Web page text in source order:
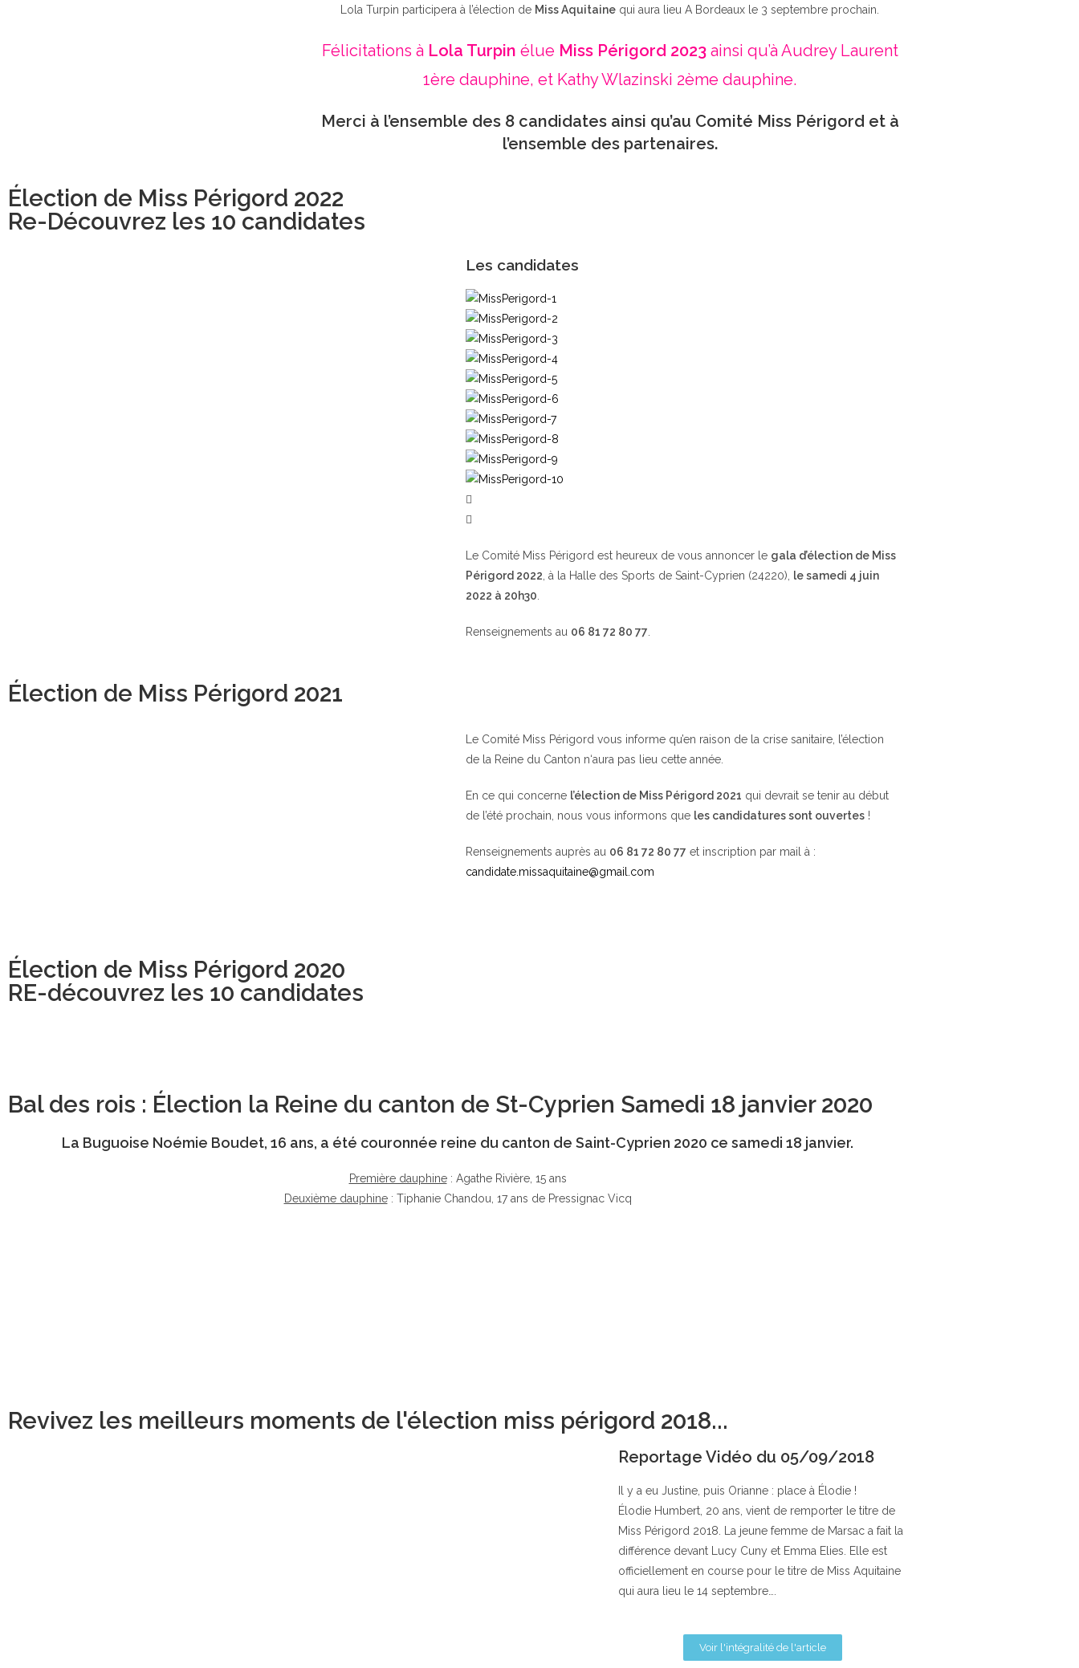
Lola Turpin participera à l’élection de Miss Aquitaine qui aura lieu A Bordeaux le 3 septembre prochain.
Félicitations à Lola Turpin élue Miss Périgord 2023ainsi qu’à Audrey Laurent
1ère dauphine, et Kathy Wlazinski 2ème dauphine.
Merci à l’ensemble des 8 candidates ainsi qu’au Comité Miss Périgord et à
l’ensemble des partenaires.
Élection de Miss Périgord 2022
Re-Découvrez les 10 candidates
Les candidates
Le Comité Miss Périgord est heureux de vous annoncer le gala d’élection de Miss
Périgord 2022 , à la Halle des Sports de Saint-Cyprien (24220),
le samedi 4 juin
2022 à 20h30
Renseignements au 06 81 72 80 77
Élection de Miss Périgord 2021
Le Comité Miss Périgord vous informe qu’en raison de la crise sanitaire, l’élection
de la Reine du Canton n‘aura pas lieu cette année.
En ce qui concerne l’élection de Miss Périgord 2021 qui devrait se tenir au début
de l’été prochain, nous vous informons que les candidatures sont ouvertes !
Renseignements auprès au 06 81 72 80 77 et inscription par mail à :
candidate.missaquitaine@gmail.com
Élection de Miss Périgord 2020
RE-découvrez les 10 candidates
Bal des rois : Élection la Reine du canton de St-Cyprien Samedi 18 janvier 2020
La Buguoise Noémie Boudet, 16 ans, a été couronnée reine du canton de Saint-Cyprien 2020 ce samedi 18 janvier.
Première dauphine: Agathe Rivière, 15 ans
Deuxième dauphine: Tiphanie Chandou, 17 ans de Pressignac Vicq
Revivez les meilleurs moments de l'élection miss périgord 2018...
Reportage Vidéo du 05/09/2018
Il y a eu Justine, puis Orianne : place à Élodie !
Élodie Humbert, 20 ans, vient de remporter le titre de
Miss Périgord 2018. La jeune femme de Marsac a fait la
différence devant Lucy Cuny et Emma Elies. Elle est
officiellement en course pour le titre de Miss Aquitaine
qui aura lieu le 14 septembre….
Voir l'intégralité de l'article